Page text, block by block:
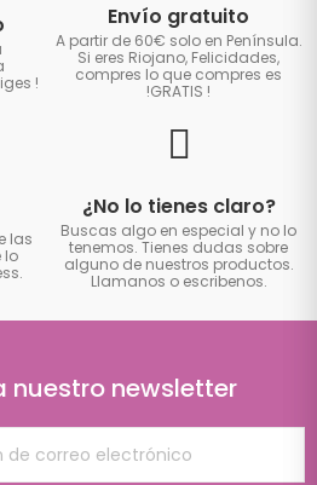
!
Envío gratuito
A partir de 60€ solo en Península.
Si eres Riojano, Felicidades,
compres lo que compres es
!GRATIS !
las
lo
¿No lo tienes claro?
Buscas algo en especial y no lo
tenemos. Tienes dudas sobre
alguno de nuestros productos.
Llamanos o escribenos.
nuestro newsletter